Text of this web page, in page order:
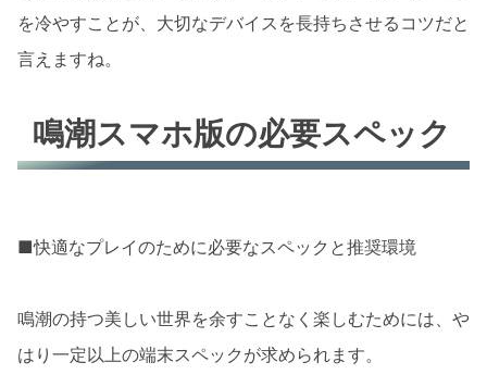
を冷やすことが、大切なデバイスを長持ちさせるコツだと
言えますね。
鳴潮スマホ版の必要スペック
■快適なプレイのために必要なスペックと推奨環境
鳴潮の持つ美しい世界を余すことなく楽しむためには、や
はり一定以上の端末スペックが求められます。